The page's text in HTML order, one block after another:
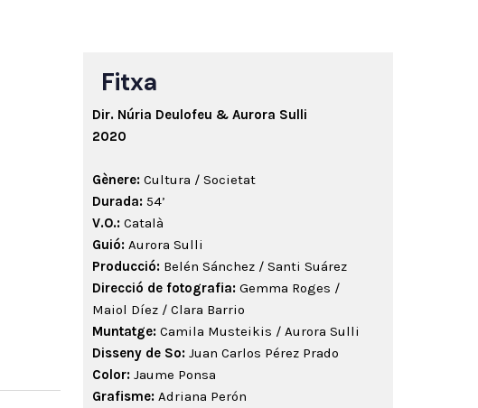
Fitxa
Dir. Núria Deulofeu & Aurora Sulli
2020
Gènere: Cultura / Societat
Durada: 54’
V.O.: Català
Guió: Aurora Sulli
Producció: Belén Sánchez / Santi Suárez
Direcció de fotografia: Gemma Roges /
Maiol Díez / Clara Barrio
Muntatge: Camila Musteikis / Aurora Sulli
Disseny de So: Juan Carlos Pérez Prado
Color: Jaume Ponsa
Grafisme: Adriana Perón